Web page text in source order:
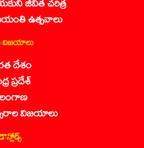
ఉత్సవాలు
దేశం
ప్రదేశ్
విజయాలు